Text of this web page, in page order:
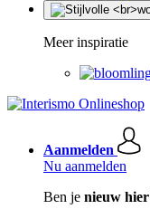
Meer inspiratie
Aanmelden
Nu aanmelden
Ben je nieuw